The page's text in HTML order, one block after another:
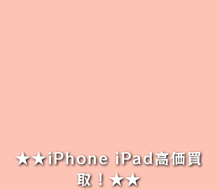
★★iPhone iPad高価買
取！★★